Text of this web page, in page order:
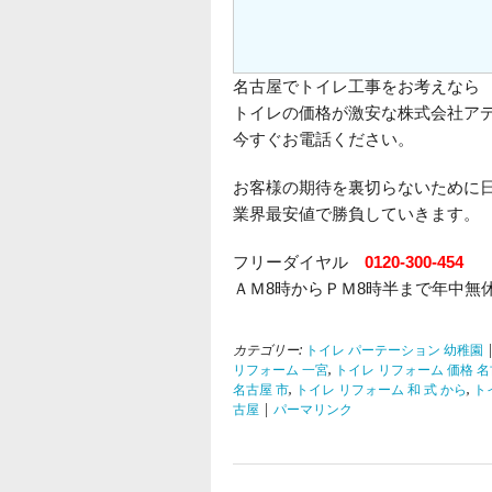
名古屋でトイレ工事をお考えなら
トイレの価格が激安な株式会社ア
今すぐお電話ください。
お客様の期待を裏切らないために
業界最安値で勝負していきます。
フリーダイヤル 0120-300-454
ＡＭ8時からＰＭ8時半まで年中無
カテゴリー: トイレ パーテーション 幼稚園
リフォーム 一宮, トイレ リフォーム 価格
名古屋 市, トイレ リフォーム 和 式 から,
古屋
パーマリンク